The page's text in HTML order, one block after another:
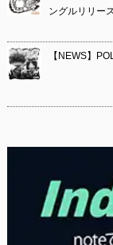
ングルリリー
【NEWS】